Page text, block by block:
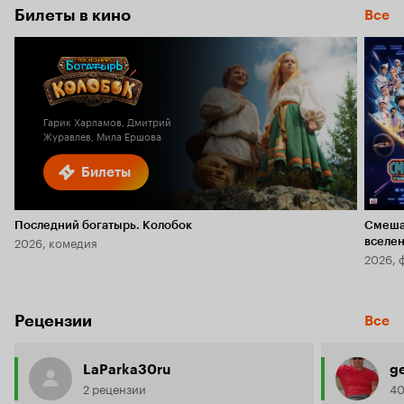
Билеты в кино Все
Билеты
Гарик Харламов, Дмитрий
Журавлев, Мила Ершова
Последний богатырь. Колобок
2026, комедия
2026,
Рецензии Все
LaParka30ru
2 рецензии